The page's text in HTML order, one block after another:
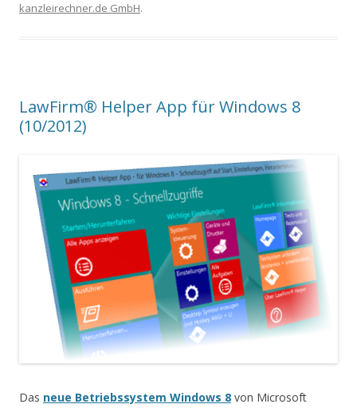
kanzleirechner.de GmbH.
LawFirm® Helper App für Windows 8
(10/2012)
Das neue Betriebssystem Windows 8 von Microsoft